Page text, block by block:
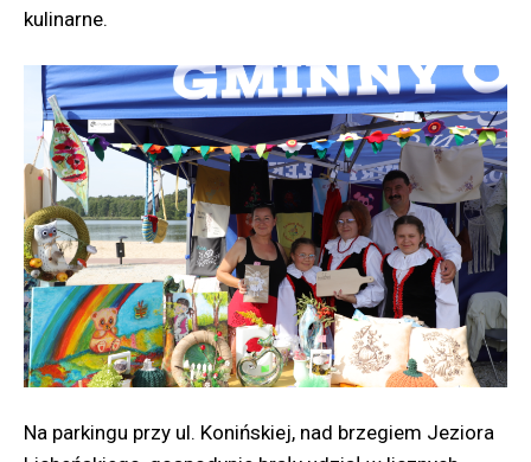
kulinarne.
Na parkingu przy ul. Konińskiej, nad brzegiem Jeziora